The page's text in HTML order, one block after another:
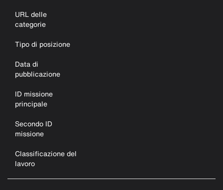
URL delle
categorie
Tipo di posizione
Data di
pubblicazione
ID missione
principale
Secondo ID
missione
Classificazione del
lavoro